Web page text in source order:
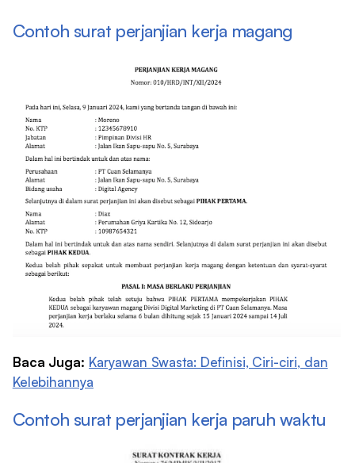
Contoh surat perjanjian kerja magang
Baca Juga: Karyawan Swasta: Definisi, Ciri-ciri, dan
Kelebihannya
Contoh surat perjanjian kerja paruh waktu